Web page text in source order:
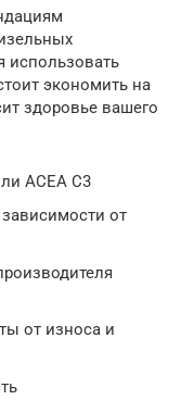
использовать
экономить на
здоровье вашего
ACEA C3
зависимости от
от износа и